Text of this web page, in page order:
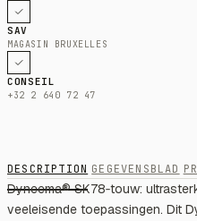
SAV
MAGASIN BRUXELLES
CONSEIL
+32 2 640 72 47
DESCRIPTION GEGEVENSBLAD
Dyneema® SK78‑touw:
veeleisende toepassingen. Dit